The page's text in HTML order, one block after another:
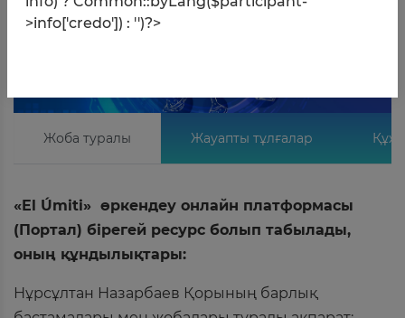
Жоба туралы Жауапты тұлғалар
«El Úmiti» өркендеу онлайн платформасы
(Портал) бірегей ресурс болып табылады,
оның құндылықтары:
Нұрсұлтан Назарбаев Қорының барлық
>info['credo']) : '')?>